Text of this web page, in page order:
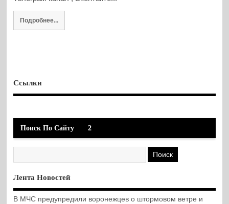
Подробнее...
Ссылки
Поиск По Сайту 2
Лента Новостей
В МЧС предупредили воронежцев о штормовом ветре и